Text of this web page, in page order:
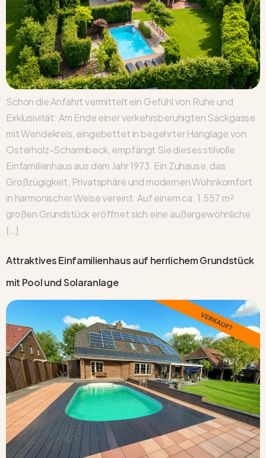
Schon die Anfahrt vermittelt ein Gefühl von Ruhe und
Exklusivität: Am Ende einer verkehrsberuhigten Sackgasse
mit Wendekreis, eingebettet in begehrter Hanglage von
Osterholz-Scharmbeck, empfängt Sie dieses stilvolle
Einfamilienhaus aus dem Jahr 1973. Ein Zuhause, das
Großzügigkeit, Privatsphäre und modernen Wohnkomfort
in harmonischer Weise vereint. Auf einem ca. 1.557 m²
großen Grundstück eröffnet sich eine außergewöhnliche
[…]
Attraktives Einfamilienhaus auf herrlichem Grundstück
mit Pool und Solaranlage